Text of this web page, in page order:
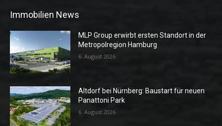
Immobilien News
MLP Group erwirbt ersten Standort in der
Metropolregion Hamburg
6. August 2026
Altdorf bei Nürnberg: Baustart für neuen
Panattoni Park
6. August 2026